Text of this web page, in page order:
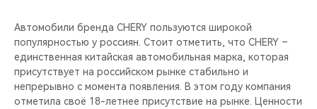
Автомобили бренда CHERY пользуются широкой
популярностью у россиян. Стоит отметить, что CHERY –
единственная китайская автомобильная марка, которая
присутствует на российском рынке стабильно и
непрерывно с момента появления. В этом году компания
отметила своё 18-летнее присутствие на рынке. Ценности